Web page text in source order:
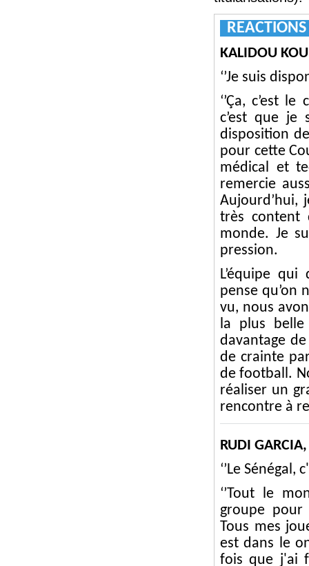
KALIDOU
‘’Je suis
‘’Ça, c’est
c’est que
disposition
pour cette
médical et
remercie
Aujourd’hui,
très content
monde. Je
pression.
L’équipe
pense qu’on
vu, nous
la plus belle
davantage
de crainte
de football.
réaliser un
rencontre à
RUDI
‘’Le Sénégal,
‘’Tout le
groupe pour
Tous mes
est dans le
fois que j'ai